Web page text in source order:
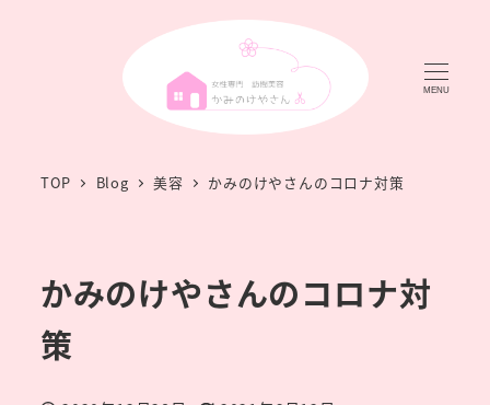
MENU
TOP Blog 美容 かみのけやさんのコロナ対策
かみのけやさんのコロナ対
策